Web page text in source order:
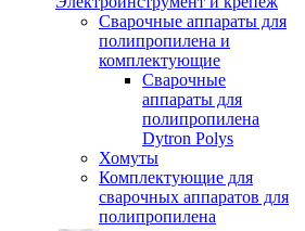
Сварочные аппараты для
полипропилена и
комплектующие
Сварочные
аппараты для
полипропилена
Dytron Polys
Хомуты
Комплектующие для
сварочных аппаратов для
полипропилена